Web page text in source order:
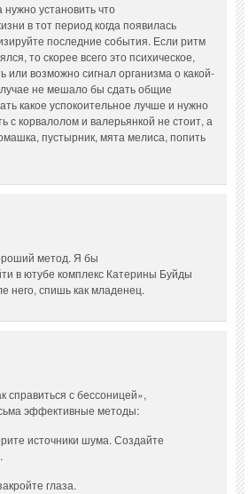
нужно установить что
в тот период когда появилась
последние события. Если ритм
то скорее всего это психическое,
или возможно сигнал организма о какой-
не мешало бы сдать общие
какое успокоительное лучше и нужно
с корвалолом и валерьянкой не стоит, а
пустырник, мята мелиса, попить
метод. Я бы
в ютубе комплекс Катерины Буйды
него, спишь как младенец.
справиться с бессоницей»,
эффективные методы:
источники шума. Создайте
глаза.